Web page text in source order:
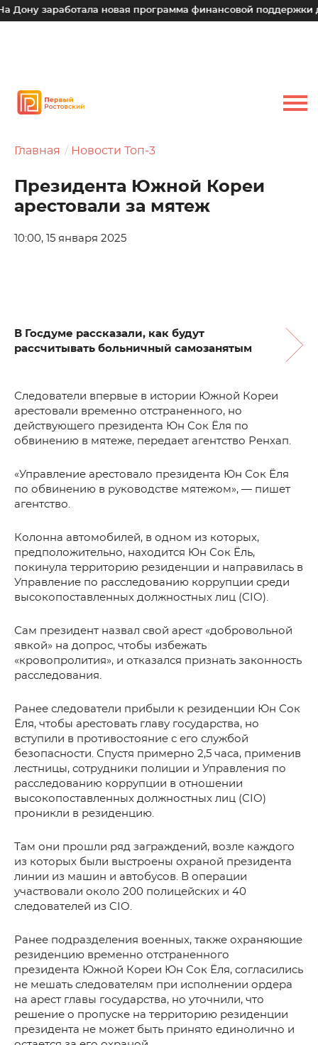
заработала новая программа финансовой поддержки для
Главная Новости Топ-3
Президента Южной Кореи
арестовали за мятеж
10:00, 15 января 2025
В Госдуме рассказали, как будут
рассчитывать больничный самозанятым
Следователи впервые в истории Южной Кореи
арестовали временно отстраненного, но
действующего президента Юн Сок Ёля по
обвинению в мятеже, передает агентство Ренхап.
«Управление арестовало президента Юн Сок Ёля
по обвинению в руководстве мятежом», — пишет
агентство.
Колонна автомобилей, в одном из которых,
предположительно, находится Юн Сок Ёль,
покинула территорию резиденции и направилась в
Управление по расследованию коррупции среди
высокопоставленных должностных лиц (CIO).
Сам президент назвал свой арест «добровольной
явкой» на допрос, чтобы избежать
«кровопролития», и отказался признать законность
расследования.
Ранее следователи прибыли к резиденции Юн Сок
Ёля, чтобы арестовать главу государства, но
вступили в противостояние с его службой
безопасности. Спустя примерно 2,5 часа, применив
лестницы, сотрудники полиции и Управления по
расследованию коррупции в отношении
высокопоставленных должностных лиц (CIO)
проникли в резиденцию.
Там они прошли ряд заграждений, возле каждого
из которых были выстроены охраной президента
линии из машин и автобусов. В операции
участвовали около 200 полицейских и 40
следователей из CIO.
Ранее подразделения военных, также охраняющие
резиденцию временно отстраненного
президента Южной Кореи Юн Сок Ёля, согласились
не мешать следователям при исполнении ордера
на арест главы государства, но уточнили, что
решение о пропуске на территорию резиденции
президента не может быть принято единолично и